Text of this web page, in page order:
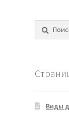
Виды